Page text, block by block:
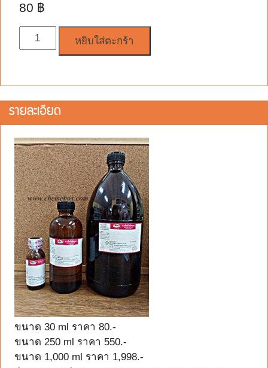
80 ฿
จำนวน
หยิบใส่ตะกร้า
รายละเอียด
ขนาด 30 ml ราคา 80.-
ขนาด 250 ml ราคา 550.-
ขนาด 1,000 ml ราคา 1,998.-